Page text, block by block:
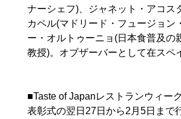
ナーシェフ)、ジャネット・アコス
カペル(マドリード・フュージョ
ー・オルトゥーニョ(日本食普及の
教授)。オブザーバーとして在スペ
■Taste of Japanレストランウィー
表彰式の翌日27日から2月5日まで